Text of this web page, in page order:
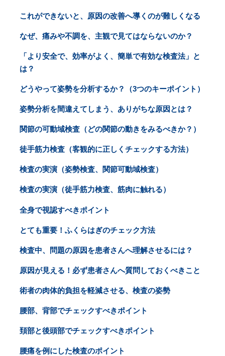
これができないと、原因の改善へ導くのが難しくなる
なぜ、痛みや不調を、主観で見てはならないのか？
「より安全で、効率がよく、簡単で有効な検査法」と
は？
どうやって姿勢を分析するか？（3つのキーポイント）
姿勢分析を間違えてしまう、ありがちな原因とは？
関節の可動域検査（どの関節の動きをみるべきか？）
徒手筋力検査（客観的に正しくチェックする方法）
検査の実演（姿勢検査、関節可動域検査）
検査の実演（徒手筋力検査、筋肉に触れる）
全身で視認すべきポイント
とても重要！ふくらはぎのチェック方法
検査中、問題の原因を患者さんへ理解させるには？
原因が見える！必ず患者さんへ質問しておくべきこと
術者の肉体的負担を軽減させる、検査の姿勢
腰部、背部でチェックすべきポイント
頚部と後頭部でチェックすべきポイント
腰痛を例にした検査のポイント